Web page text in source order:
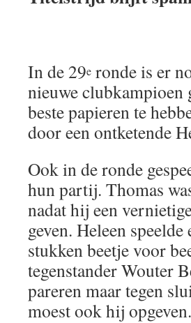
In de 29e ronde is er
nieuwe
beste papieren te
door een ontketende
Ook in de ronde
hun partij. Thomas
nadat hij een
geven. Heleen
stukken beetje voor
tegenstander Wouter
pareren maar tegen
moest ook hij opgeven.